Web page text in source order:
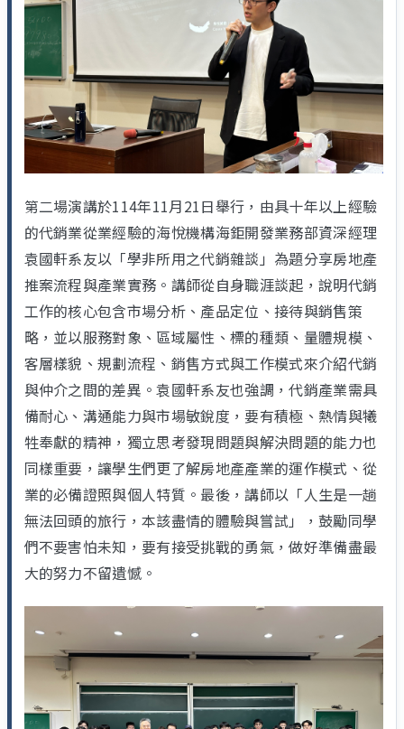
第二場演講於114年11月21日舉行，由具十年以上經驗
的代銷業從業經驗的海悅機構海鉅開發業務部資深經理
袁國軒系友以「學非所用之代銷雜談」為題分享房地產
推案流程與產業實務。講師從自身職涯談起，說明代銷
工作的核心包含市場分析、產品定位、接待與銷售策
略，並以服務對象、區域屬性、標的種類、量體規模、
客層樣貌、規劃流程、銷售方式與工作模式來介紹代銷
與仲介之間的差異。袁國軒系友也強調，代銷產業需具
備耐心、溝通能力與市場敏銳度，要有積極、熱情與犧
牲奉獻的精神，獨立思考發現問題與解決問題的能力也
同樣重要，讓學生們更了解房地產產業的運作模式、從
業的必備證照與個人特質。最後，講師以「人生是一趟
無法回頭的旅行，本該盡情的體驗與嘗試」，鼓勵同學
們不要害怕未知，要有接受挑戰的勇氣，做好準備盡最
大的努力不留遺憾。